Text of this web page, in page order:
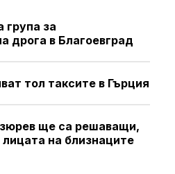
група за
дрога в Благоевград
тол таксите в Гърция
ще са решаващи,
на близнаците